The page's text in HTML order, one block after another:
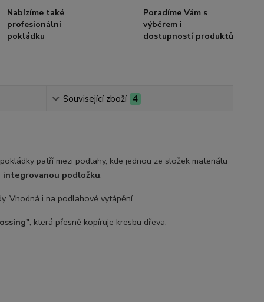
Nabízíme také
profesionální
pokládku
Poradíme Vám s
výběrem i
dostupností produktů
Související zboží 4
patří mezi podlahy, kde jednou ze složek materiálu
integrovanou podložku.
Vhodná i na podlahové vytápění.
, která přesně kopíruje kresbu dřeva.